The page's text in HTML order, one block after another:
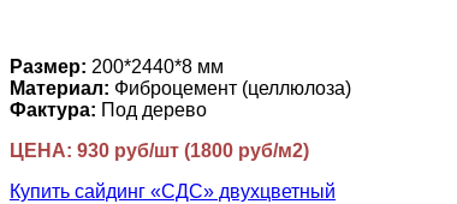
Размер: 200*2440*8 мм
Материал: Фиброцемент (целлюлоза)
Фактура: Под дерево
ЦЕНА: 930 руб/шт (1800 руб/м2)
Купить сайдинг «СДС» двухцветный